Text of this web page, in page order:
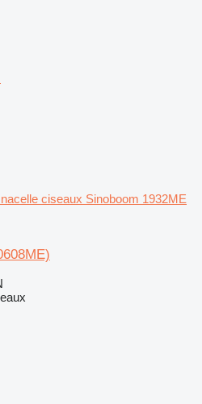
nacelle ciseaux Sinoboom 1932ME